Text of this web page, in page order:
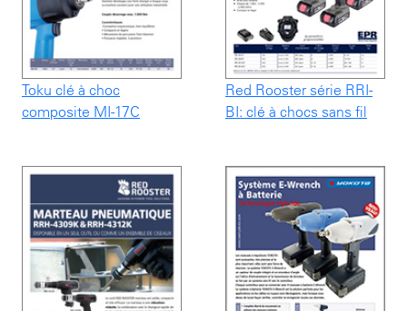
Toku clé à choc
composite MI-17C
Red Rooster série RRI-
BI: clé à chocs sans fil